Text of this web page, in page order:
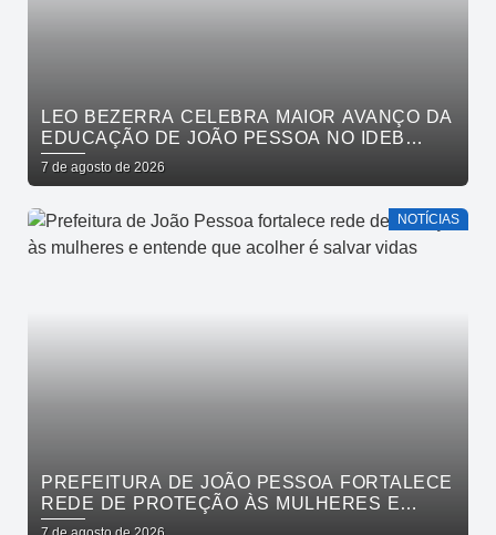
LEO BEZERRA CELEBRA MAIOR AVANÇO DA
EDUCAÇÃO DE JOÃO PESSOA NO IDEB
ENTRE CAPITAIS DO NORDESTE
7 de agosto de 2026
NOTÍCIAS
PREFEITURA DE JOÃO PESSOA FORTALECE
REDE DE PROTEÇÃO ÀS MULHERES E
ENTENDE QUE ACOLHER É SALVAR VIDAS